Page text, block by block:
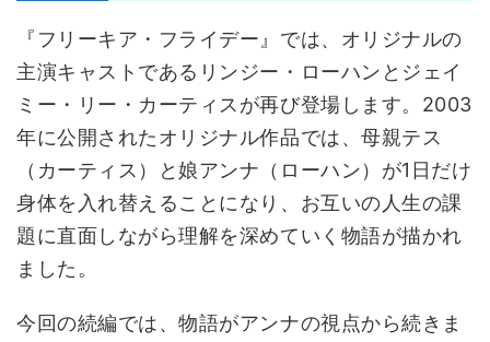
『フリーキア・フライデー』では、オリジナルの
主演キャストであるリンジー・ローハンとジェイ
ミー・リー・カーティスが再び登場します。2003
年に公開されたオリジナル作品では、母親テス
（カーティス）と娘アンナ（ローハン）が1日だけ
身体を入れ替えることになり、お互いの人生の課
題に直面しながら理解を深めていく物語が描かれ
ました。
今回の続編では、物語がアンナの視点から続きま